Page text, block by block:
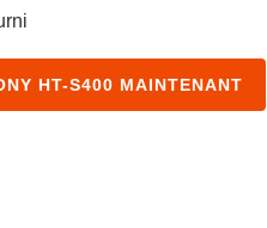
HT-S400 MAINTENANT